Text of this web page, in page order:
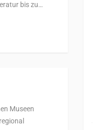
bis zu…
Museen